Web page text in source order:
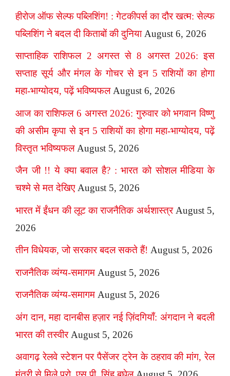
हीरोज ऑफ सेल्फ पब्लिशिंग! : गेटकीपर्स का दौर खत्म: सेल्फ
पब्लिशिंग ने बदल दी किताबों की दुनिया August 6, 2026
साप्ताहिक राशिफल 2 अगस्त से 8 अगस्त 2026: इस
सप्ताह सूर्य और मंगल के गोचर से इन 5 राशियों का होगा
महा-भाग्योदय, पढ़ें भविष्यफल August 6, 2026
आज का राशिफल 6 अगस्त 2026: गुरुवार को भगवान विष्णु
की असीम कृपा से इन 5 राशियों का होगा महा-भाग्योदय, पढ़ें
विस्तृत भविष्यफल August 5, 2026
जैन जी !! ये क्या बवाल है? : भारत को सोशल मीडिया के
चश्मे से मत देखिए August 5, 2026
भारत में ईंधन की लूट का राजनैतिक अर्थशास्त्र August 5,
2026
तीन विधेयक, जो सरकार बदल सकते हैं! August 5, 2026
राजनैतिक व्यंग्य-समागम August 5, 2026
राजनैतिक व्यंग्य-समागम August 5, 2026
अंग दान, महा दानबीस हज़ार नई ज़िंदगियाँ: अंगदान ने बदली
भारत की तस्वीर August 5, 2026
अवागढ़ रेलवे स्टेशन पर पैसेंजर ट्रेन के ठहराव की मांग, रेल